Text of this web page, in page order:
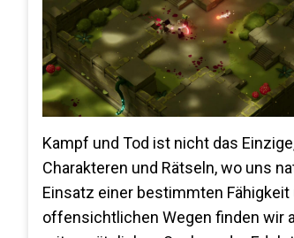
Kampf und Tod ist nicht das
Charakteren und Rätseln, wo uns
Einsatz einer bestimmten
offensichtlichen Wegen finden wir